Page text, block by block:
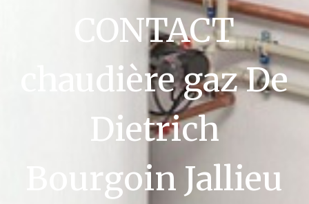
CONTACT
chaudière gaz De
Dietrich
Bourgoin Jallieu